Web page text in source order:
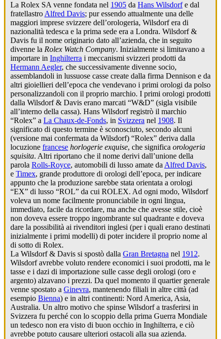
La Rolex SA venne fondata nel 1905 da Hans Wilsdorfe dal
fratellastro Alfred Davis; pur essendo attualmente una delle
maggiori imprese svizzere dell’orologeria, Wilsdorf era di
nazionalità tedesca e la prima sede era a Londra. Wilsdorf &
Davis fu il nome originario dato all’azienda, che in seguito
divenne la Rolex Watch Company. Inizialmente si limitavano a
importare in Inghilterra i meccanismi svizzeri prodotti da
Hermann Aegler, che successivamente divenne socio,
assemblandoli in lussuose casse create dalla firma Dennison e da
altri gioiellieri dell’epoca che vendevano i primi orologi da polso
personalizzandoli con il proprio marchio. I primi orologi prodotti
dalla Wilsdorf & Davis erano marcati “W&D” (sigla visibile
all’interno della cassa). Hans Wilsdorf registrò il marchio
“Rolex” a La Chaux-de-Fonds, in Svizzera nel 1908. Il
significato di questo termine è sconosciuto, secondo alcuni
(versione mai confermata da Wilsdorf) “Rolex” deriva dalla
locuzione francese horlogerie exquise, che significa orologeria
squisita. Altri riportano che il nome derivi dall’unione della
parola Rolls-Royce, automobili di lusso amate da Alfred Davis,
e Timex, grande produttore di orologi dell’epoca, per indicare
appunto che la produzione sarebbe stata orientata a orologi
“EX” di lusso “ROL” da cui ROLEX. Ad ogni modo, Wilsdorf
voleva un nome facilmente pronunciabile in ogni lingua,
immediato, facile da ricordare, ma anche che avesse stile, cioè
non doveva essere troppo ingombrante sul quadrante e doveva
dare la possibilità ai rivenditori inglesi (per i quali erano destinati
inizialmente i primi modelli) di poter incidere il proprio nome al
di sotto di Rolex.
La Wilsdorf & Davis si spostò dalla Gran Bretagna nel 1912.
Wilsdorf avrebbe voluto rendere economici i suoi prodotti, ma le
tasse e i dazi di importazione sulle casse degli orologi (oro e
argento) alzavano i prezzi. Da quel momento il quartier generale
venne spostato a Ginevra, mantenendo filiali in altre città (ad
esempio Bienna) e in altri continenti: Nord America, Asia,
Australia. Un altro motivo che spinse Wilsdorf a trasferirsi in
Svizzera fu perché con lo scoppio della prima Guerra Mondiale
un tedesco non era visto di buon occhio in Inghilterra, e ciò
avrebbe potuto causare ulteriori ostacoli alla sua azienda.